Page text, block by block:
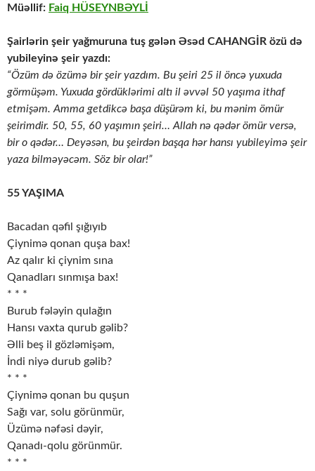
Müəllif: Faiq HÜSEYNBƏYLİ
Şairlərin şeir yağmuruna tuş gələn Əsəd CAHANGİR özü də
yubileyinə şeir yazdı:
“Özüm də özümə bir şeir yazdım. Bu şeiri 25 il öncə yuxuda
görmüşəm. Yuxuda gördüklərimi altı il əvvəl 50 yaşıma ithaf
etmişəm. Amma getdikcə başa düşürəm ki, bu mənim ömür
şeirimdir. 50, 55, 60 yaşımın şeiri… Allah nə qədər ömür versə,
bir o qədər… Deyəsən, bu şeirdən başqa hər hansı yubileyimə şeir
yaza bilməyəcəm. Söz bir olar!”
55 YAŞIMA
Bacadan qəfil şığıyıb
Çiynimə qonan quşa bax!
Az qalır ki çiynim sına
Qanadları sınmışa bax!
* * *
Burub fələyin qulağın
Hansı vaxta qurub gəlib?
Əlli beş il gözləmişəm,
İndi niyə durub gəlib?
* * *
Çiynimə qonan bu quşun
Sağı var, solu görünmür,
Üzümə nəfəsi dəyir,
Qanadı-qolu görünmür.
* * *